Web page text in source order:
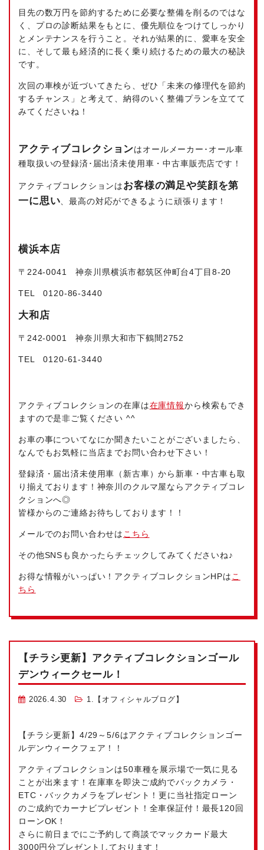
目先の数万円を節約するために必要な整備を削るのではな
く、プロの診断結果をもとに、優先順位をつけてしっかり
とメンテナンスを行うこと。それが結果的に、愛車を安全
に、そして最も経済的に長く乗り続けるための最大の秘訣
です。
次回の車検が近づいてきたら、ぜひ「未来の修理代を節約
するチャンス」と考えて、納得のいく整備プランを立てて
みてくださいね！
アクティブコレクションはオールメーカー･オール車
種取扱いの登録済･届出済未使用車・中古車販売店です！
アクティブコレクションはお客様の満足や笑顔を第
一に思い 、最高の対応ができるように頑張ります！
横浜本店
〒224‐0041 神奈川県横浜市都筑区仲町台4丁目8-20
TEL 0120-86-3440
大和店
〒242-0001 神奈川県大和市下鶴間2752
TEL 0120-61-3440
アクティブコレクションの在庫は在庫情報から検索もでき
ますので是非ご覧ください ^^
お車の事についてなにか聞きたいことがございましたら、
なんでもお気軽に当店までお問い合わせ下さい！
登録済・届出済未使用車（新古車）から新車・中古車も取
り揃えております！神奈川のクルマ屋ならアクティブコレ
クションへ◎
皆様からのご連絡お待ちしております！！
メールでのお問い合わせは こちら
その他SNSも良かったらチェックしてみてくださいね♪
お得な情報がいっぱい！アクティブコレクションHPは こ
ちら
【チラシ更新】アクティブコレクションゴール
デンウィークセール！
2026.4.30 1.【オフィシャルブログ】
【チラシ更新】4/29～5/6はアクティブコレクションゴー
ルデンウィークフェア！！
アクティブコレクションは50車種を展示場で一気に見る
ことが出来ます！在庫車を即決ご成約でバックカメラ・
ETC・バックカメラをプレゼント！更に当社指定ローン
のご成約でカーナビプレゼント！全車保証付！最長120回
ローンOK！
さらに前日までにご予約して商談でマックカード最大
3000円分プレゼントしております！